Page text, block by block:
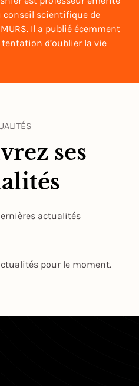
conseil scientifique de
Il a publié écemment
tentation d’oublier la vie
ses
actualités
pour le moment.